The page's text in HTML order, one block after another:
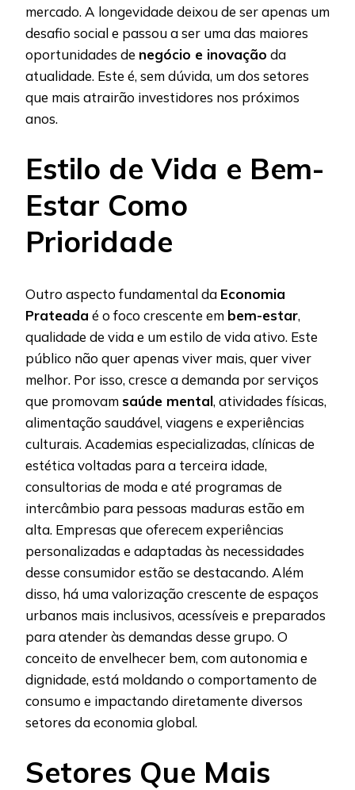
mercado. A longevidade deixou de ser apenas um
desafio social e passou a ser uma das maiores
oportunidades de negócio e inovação da
atualidade. Este é, sem dúvida, um dos setores
que mais atrairão investidores nos próximos
anos.
Estilo de Vida e Bem-
Estar Como
Prioridade
Outro aspecto fundamental da Economia
Prateada é o foco crescente em bem-estar,
qualidade de vida e um estilo de vida ativo. Este
público não quer apenas viver mais, quer viver
melhor. Por isso, cresce a demanda por serviços
que promovamsaúde mental, atividades físicas,
alimentação saudável, viagens e experiências
culturais. Academias especializadas, clínicas de
estética voltadas para a terceira idade,
consultorias de moda e até programas de
intercâmbio para pessoas maduras estão em
alta. Empresas que oferecem experiências
personalizadas e adaptadas às necessidades
desse consumidor estão se destacando. Além
disso, há uma valorização crescente de espaços
urbanos mais inclusivos, acessíveis e preparados
para atender às demandas desse grupo. O
conceito de envelhecer bem, com autonomia e
dignidade, está moldando o comportamento de
consumo e impactando diretamente diversos
setores da economia global.
Setores Que Mais